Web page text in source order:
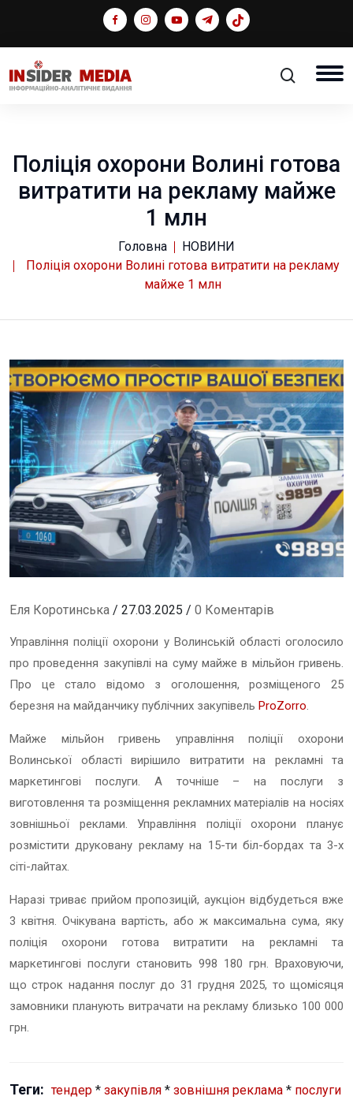
Поліція охорони Волині готова
витратити на рекламу майже
1 млн
Головна
НОВИНИ
Поліція охорони Волині готова витратити на рекламу
майже 1 млн
Еля Коротинська / 27.03.2025 / 0 Коментарів
Управління поліції охорони у Волинській області оголосило
про проведення закупівлі на суму майже в мільйон гривень.
Про це стало відомо з оголошення, розміщеного 25
березня на майданчику публічних закупівель ProZorro.
Майже мільйон гривень управління поліції охорони
Волинської області вирішило витратити на рекламні та
маркетингові послуги. А точніше – напослуги з
виготовлення та розміщення рекламних матеріалів на носіях
зовнішньої реклами. Управління поліції охорони планує
розмістити друковану рекламу на 15-ти біл-бордах та 3-х
сіті-лайтах.
Наразі триває прийом пропозицій, аукціон відбудеться вже
3 квітня. Очікувана вартість, або ж максимальна сума, яку
поліція охорони готова витратити на рекламні та
маркетингові послуги становить 998 180 грн. Враховуючи,
що строк надання послуг до 31 грудня 2025, то щомісяця
замовники планують витрачати на рекламу близько 100 000
грн.
Теги: тендер * закупівля * зовнішня реклама * послуги